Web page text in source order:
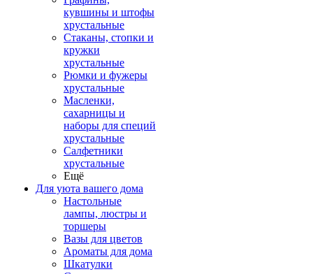
кувшины и штофы
хрустальные
Стаканы, стопки и
кружки
хрустальные
Рюмки и фужеры
хрустальные
Масленки,
сахарницы и
наборы для специй
хрустальные
Салфетники
хрустальные
Ещё
Для уюта вашего дома
Настольные
лампы, люстры и
торшеры
Вазы для цветов
Ароматы для дома
Шкатулки